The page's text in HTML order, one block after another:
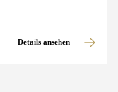
Details ansehen